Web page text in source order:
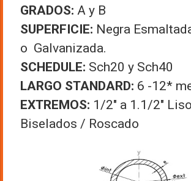
GRADOS: A y B
SUPERFICIE: Negra
o Galvanizada.
SCHEDULE: Sch20 y Sch40
LARGO STANDARD: 6 -12*
EXTREMOS: 1/2″ a 1.1/2″
Biselados / Roscado